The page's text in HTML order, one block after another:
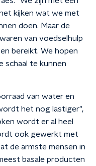
kijken wat we met
doen. Maar de
van voedselhulp
bereikt. We hopen
schaal te kunnen
van water en
het nog lastiger",
wordt er al heel
ook gewerkt met
de armste mensen in
basale producten